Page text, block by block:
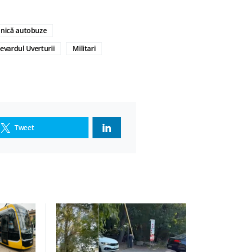
autobuze
Uverturii
Militari
Tweet